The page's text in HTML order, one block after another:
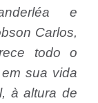
e
Carlos,
todo o
sua vida
à altura de